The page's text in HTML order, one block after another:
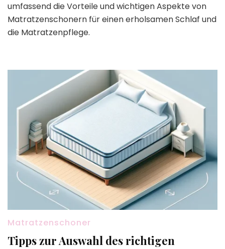
umfassend die Vorteile und wichtigen Aspekte von
Matratzenschonern für einen erholsamen Schlaf und
die Matratzenpflege.
Matratzenschoner
Tipps zur Auswahl des richtigen